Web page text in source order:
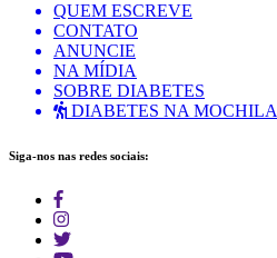
QUEM ESCREVE
CONTATO
ANUNCIE
NA MÍDIA
SOBRE DIABETES
DIABETES NA MOCHILA
Siga-nos nas redes sociais: